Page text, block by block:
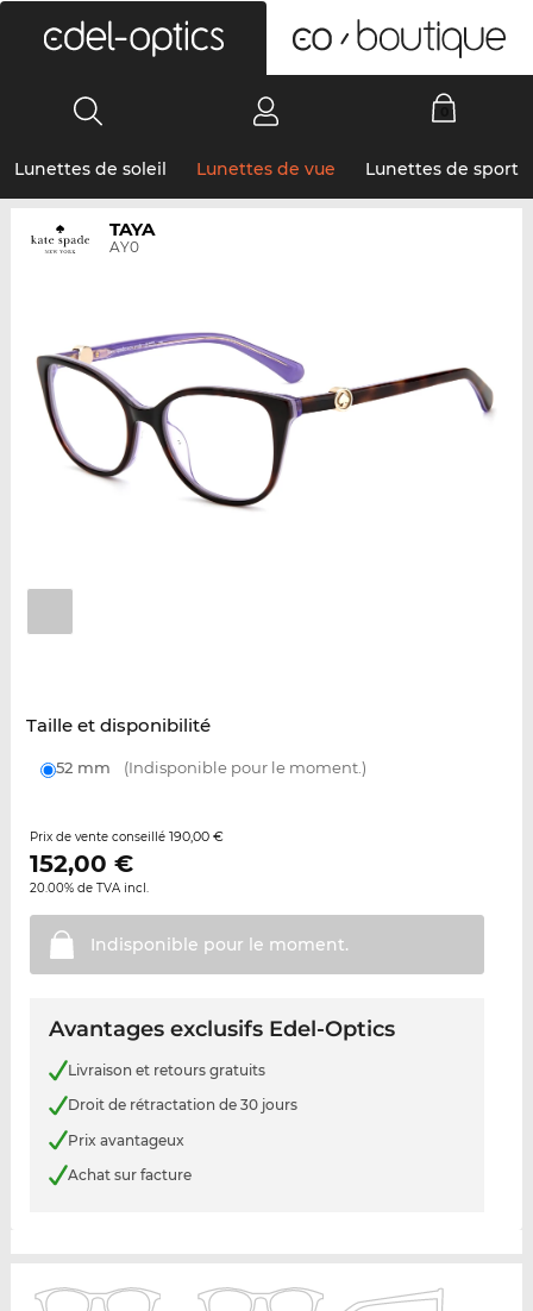
Lunettes de soleil Lunettes de vue Lunettes de sport
TAYA
AY0
Taille et disponibilité
52 mm (Indisponible pour le moment.)
Prix de vente conseillé 190,00 €
152,00 €
20.00% de TVA incl.
Indisponible pour le moment.
Avantages exclusifs Edel-Optics
Livraison et retours gratuits
Droit de rétractation de 30 jours
Prix avantageux
Achat sur facture